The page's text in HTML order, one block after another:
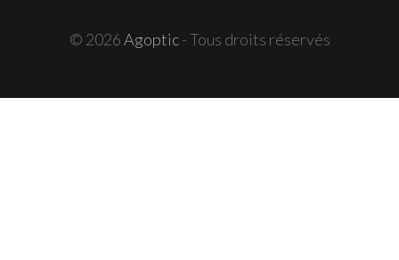
© 2026Agoptic- Tous droits réservés